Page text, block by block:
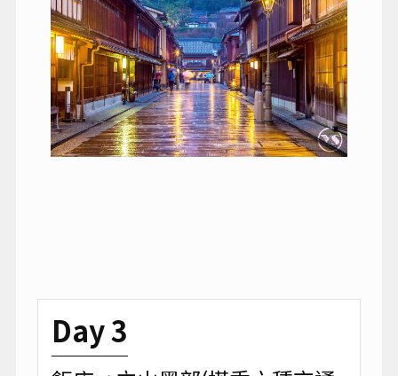
Day 3